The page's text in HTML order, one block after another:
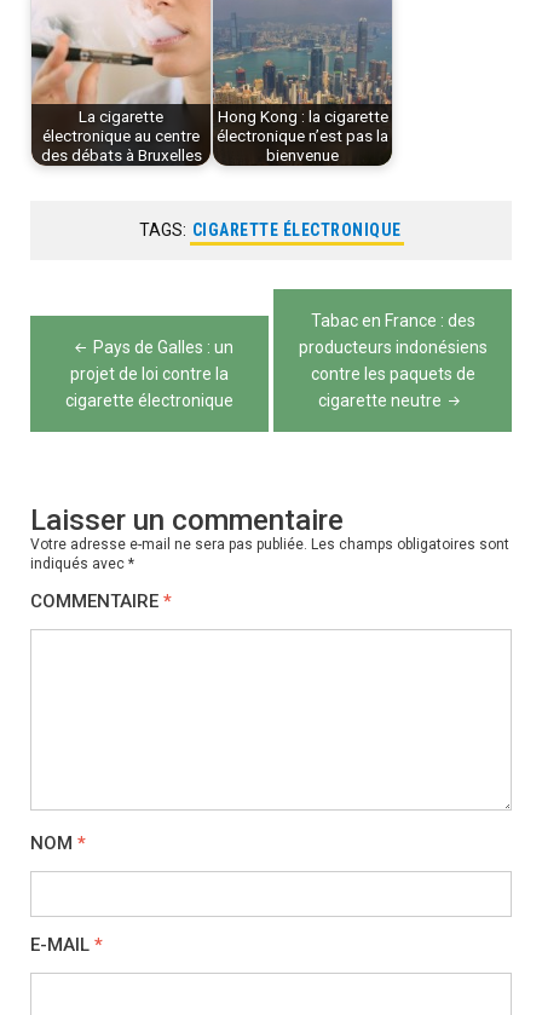
La cigarette
électronique au centre
des débats à Bruxelles
Hong Kong : la cigarette
électronique n’est pas la
bienvenue
TAGS: CIGARETTE ÉLECTRONIQUE
Navigation
de
l’article
Pays de Galles : un
projet de loi contre la
cigarette électronique
Tabac en France : des
producteurs indonésiens
contre les paquets de
cigarette neutre
Laisser un commentaire
Votre adresse e-mail ne sera pas publiée. Les champs obligatoires sont
indiqués avec *
COMMENTAIRE *
NOM *
E-MAIL *